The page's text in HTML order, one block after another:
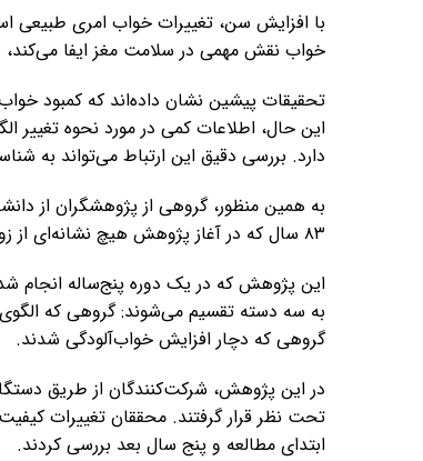
با افزایش سن، تغییرات خواب امری طبیعی
خواب نقش مهمی در سلامت مغز ایفا می‌کند،
تحقیقات پیشین نشان داده‌اند که کمبود
این حال، اطلاعات کمی در مورد نحوه تغییر
دارد. بررسی دقیق این ارتباط می‌تواند به
۸۳ سال که در آغاز پژوهش هیچ نشانه‌ای از زوال عقل نداشتند، انجام دادند.
این پژوهش که در یک دوره پنج‌ساله انجام
به سه دسته تقسیم می‌شوند: گروهی که
گروهی که دچار افزایش خواب‌آلودگی شدند.
در این پژوهش، شرکت‌کنندگان از طریق
تحت نظر قرار گرفتند. محققان تغییرات
ابتدای مطالعه و پنج سال بعد بررسی کردند.